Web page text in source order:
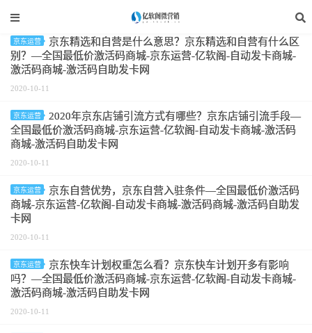
标签：电商运营
京东运营
京东精选和自营是什么意思？京东精选和自营有什么区
别？—全国最低价激活码商城-京东运营-亿软阁-自动发卡商城-
激活码商城-激活码自助发卡网
2020-10-11
京东运营
2020年京东店铺引流方式有哪些？京东店铺引流手段—
全国最低价激活码商城-京东运营-亿软阁-自动发卡商城-激活码
商城-激活码自助发卡网
2020-10-11
京东运营
京东自营优势，京东自营入驻条件—全国最低价激活码
商城-京东运营-亿软阁-自动发卡商城-激活码商城-激活码自助发
卡网
2020-10-11
京东运营
京东快车计划权重怎么看？京东快车计划开多有影响
吗？—全国最低价激活码商城-京东运营-亿软阁-自动发卡商城-
激活码商城-激活码自助发卡网
2020-10-11